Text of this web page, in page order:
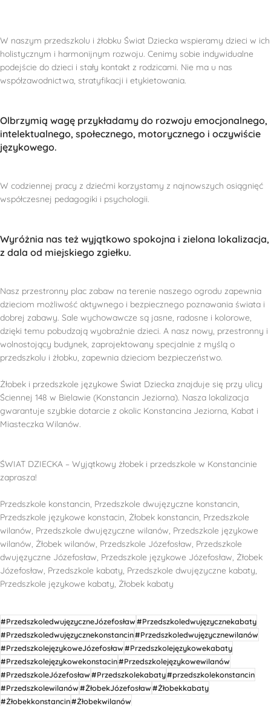
W naszym przedszkolu i żłobku Świat Dziecka wspieramy dzieci w ich
holistycznym i harmonijnym rozwoju. Cenimy sobie indywidualne
podejście do dzieci i stały kontakt z rodzicami. Nie ma u nas
współzawodnictwa, stratyfikacji i etykietowania.
Olbrzymią wagę przykładamy do rozwoju emocjonalnego,
intelektualnego, społecznego, motorycznego i oczywiście
językowego.
W codziennej pracy z dziećmi korzystamy z najnowszych osiągnięć
współczesnej pedagogiki i psychologii.
Wyróżnia nas też wyjątkowo spokojna i zielona lokalizacja,
z dala od miejskiego zgiełku.
Nasz przestronny plac zabaw na terenie naszego ogrodu zapewnia
dzieciom możliwość aktywnego i bezpiecznego poznawania świata i
dobrej zabawy. Sale wychowawcze są jasne, radosne i kolorowe,
dzięki temu pobudzają wyobraźnie dzieci. A nasz nowy, przestronny i
wolnostojący budynek, zaprojektowany specjalnie z myślą o
przedszkolu i żłobku, zapewnia dzieciom bezpieczeństwo.
Żłobek i przedszkole językowe Świat Dziecka znajduje się przy ulicy
Ściennej 148 w Bielawie (Konstancin Jeziorna). Nasza lokalizacja
gwarantuje szybkie dotarcie z okolic Konstancina Jeziorna, Kabat i
Miasteczka Wilanów.
ŚWIAT DZIECKA – Wyjątkowy żłobek i przedszkole w Konstancinie
zaprasza!
Przedszkole konstancin, Przedszkole dwujęzyczne konstancin,
Przedszkole językowe konstacin, Żłobek konstancin, Przedszkole
wilanów, Przedszkole dwujęzyczne wilanów, Przedszkole językowe
wilanów, Żłobek wilanów, Przedszkole Józefosław, Przedszkole
dwujęzyczne Józefosław, Przedszkole językowe Józefosław, Żłobek
Józefosław, Przedszkole kabaty, Przedszkole dwujęzyczne kabaty,
Przedszkole językowe kabaty, Żłobek kabaty
#PrzedszkoledwujęzyczneJózefosław#Przedszkoledwujęzycznekabaty
#Przedszkoledwujęzycznekonstancin#Przedszkoledwujęzycznewilanów
#PrzedszkolejęzykoweJózefosław#Przedszkolejęzykowekabaty
#Przedszkolejęzykowekonstacin#Przedszkolejęzykowewilanów
#PrzedszkoleJózefosław#Przedszkolekabaty#przedszkolekonstancin
#Przedszkolewilanów#ŻłobekJózefosław#Żłobekkabaty
#Żłobekkonstancin#Żłobekwilanów